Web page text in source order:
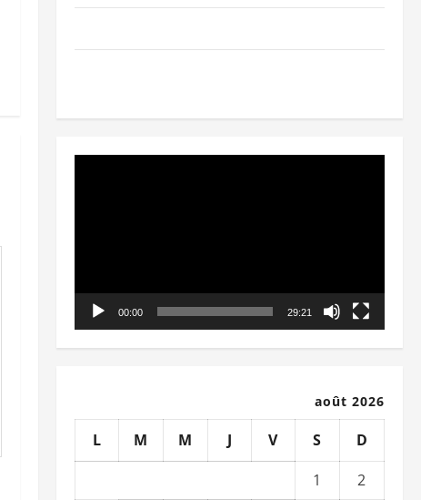
00:00 29:21
août 2026
L M M J V S
D
1
2